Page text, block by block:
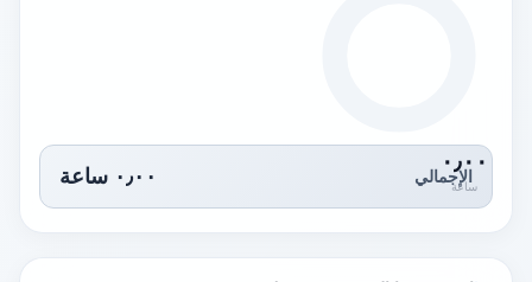
٠٫٠٠
ساعة
الإجمالي ٠٫٠٠ ساعة